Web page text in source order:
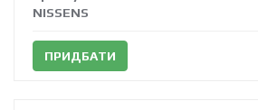
NISSENS
ПРИДБАТИ